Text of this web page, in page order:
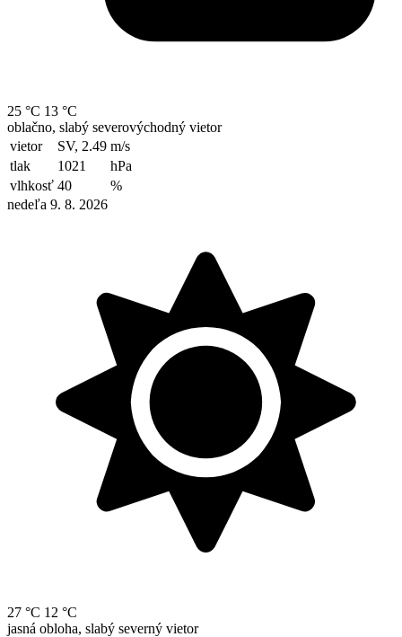
25 °C 13 °C
oblačno, slabý severovýchodný vietor
vietor
SV, 2.49 m/s
tlak
1021
hPa
vlhkosť 40
%
nedeľa 9. 8. 2026
27 °C 12 °C
jasná obloha, slabý severný vietor